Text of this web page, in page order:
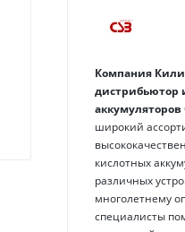
Компания
дистрибьютор
аккумуляторов
широкий
кислотных
различных
многолетнему
специалисты